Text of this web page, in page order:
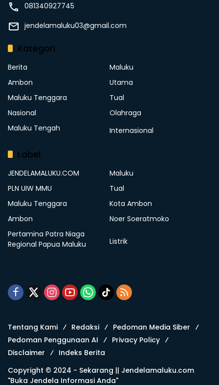
081340927745
jendelamaluku03@gmail.com
Kategori
Berita
Maluku
Ambon
Utama
Maluku Tenggara
Tual
Nasional
Olahraga
Maluku Tengah
Internasional
Label
JENDELAMALUKU.COM
Maluku
PLN UIW MMU
Tual
Maluku Tenggara
Kota Ambon
Ambon
Noer Soeratmoko
Pertamina Patra Niaga
Regional Papua Maluku
Listrik
Tentang Kami Redaksi
Pedoman Media Siber
Pedoman Penggunaan AI
Privacy Policy
Disclaimer
Indeks Berita
Copyright © 2024 - Sekarang || Jendelamaluku.com
"Buka Jendela Informasi Anda"